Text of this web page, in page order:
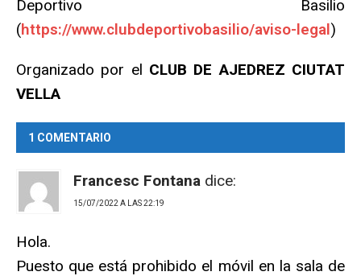
Deportivo Basilio
(https://www.clubdeportivobasilio/aviso-legal)
Organizado por el CLUB DE AJEDREZ CIUTAT
VELLA
1 COMENTARIO
Francesc Fontana dice:
15/07/2022 A LAS 22:19
Hola.
Puesto que está prohibido el móvil en la sala de